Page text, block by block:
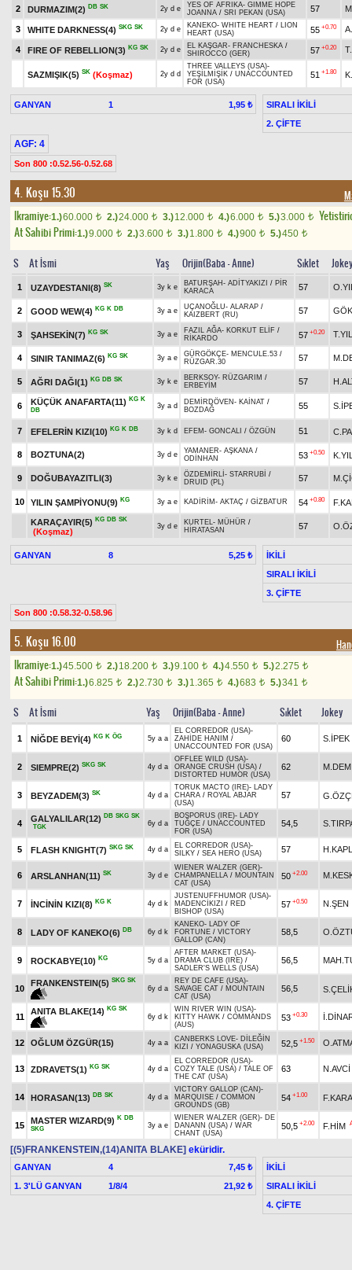
2 DURMAZIM(2) DB SK 2y d e YES OF AFRIKA- GIMME HOPE
JOANNA / SRI PEKAN (USA) 57
3 WHITE DARKNESS(4) SKG SK 2y d e KANEKO- WHITE HEART / LION
HEART (USA)
55 +0.70
4 FIRE OF REBELLION(3) KG SK 2y d e EL KAŞGAR- FRANCHESKA /
SHIROCCO (GER)
57 +0.20
SAZMIŞIK(5) SK (Koşmaz) 2y d d
THREE VALLEYS (USA)-
YEŞİLMİŞİK / UNACCOUNTED
FOR (USA)
51 +1.80
GANYAN 1 1,95 ₺
SIRALI İKİLİ
2. ÇİFTE
AGF: 4
Son 800 :0.52.56-0.52.68
4. Koşu 15.30
Ikramiye:1.)60.000 t 2.)24.000 t 3.)12.000 t 4.)6.000 t 5.)3.000 t
At Sahibi Primi:1.)9.000 t 2.)3.600 t 3.)1.800 t 4.)900 t 5.)450 t
S At İsmi Yaş Orijin(Baba - Anne) Sıklet
1 UZAYDESTANI(8) SK 3y k e BATURŞAH - ADİTYAKIZI / PİR
KARACA
57
2 GOOD WEW(4) KG K DB 3y a e UÇANOĞLU- ALARAP /
KAIZBERT (RU)
57
3 ŞAHSEKİN(7) KG SK 3y a e FAZIL AĞA- KORKUT ELİF /
RİKARDO
57 +0.20
4 SINIR TANIMAZ(6) KG SK 3y a e GÜRGÖKÇE- MENCULE.53 /
RÜZGAR.30
57
5 AĞRI DAĞI(1) KG DB SK 3y k e BERKSOY- RÜZGARIM /
ERBEYİM
57
6 KÜÇÜK ANAFARTA(11) KG K
DB
3y a d DEMİRDÖVEN - KAİNAT /
BOZDAĞ
55
7 EFELERİN KIZI(10) KG K DB 3y k d EFEM - GONCALI / ÖZGÜN 51
8 BOZTUNA(2) 3y d e YAMANER- AŞKANA /
ODİNHAN
53 +0.50
9 DOĞUBAYAZITLI(3) 3y k e ÖZDEMİRLİ - STARRUBİ /
DRUID (PL)
57
10 YILIN ŞAMPİYONU(9) KG 3y a e KADİRİM - AKTAÇ / GİZBATUR 54 +0.80
KARAÇAYIR(5) KG DB SK
(Koşmaz)
3y d e KURTEL- MÜHÜR /
HİRATASAN
57
GANYAN 8 5,25 ₺
İKİLİ
SIRALI İKİLİ
3. ÇİFTE
Son 800 :0.58.32-0.58.96
5. Koşu 16.00
Ikramiye:1.)45.500 t 2.)18.200 t 3.)9.100 t 4.)4.550 t 5.)2.275 t
At Sahibi Primi:1.)6.825 t 2.)2.730 t 3.)1.365 t 4.)683 t 5.)341 t
S At İsmi Yaş Orijin(Baba - Anne) Sıklet Jokey
1 NİĞDE BEYİ(4) KG K ÖG 5y a a
EL CORREDOR (USA)-
ZAHİDE HANIM /
UNACCOUNTED FOR (USA)
60 S.İPEK
2 SIEMPRE(2) SKG SK 4y d a
OFFLEE WILD (USA)-
ORANGE CRUSH (USA) /
DISTORTED HUMOR (USA)
62
3 BEYZADEM(3) SK 4y d a
TORUK MACTO (IRE)- LADY
CHARA / ROYAL ABJAR
(USA)
57
4
GALYALILAR(12) DB SKG SK
TGK
6y d a
BOSPORUS (IRE)- LADY
TUĞÇE / UNACCOUNTED
FOR (USA)
54,5
5 FLASH KNIGHT(7) SKG SK 4y d a EL CORREDOR (USA)-
SILKY / SEA HERO (USA) 57
6 ARSLANHAN(11) SK 3y d e
WIENER WALZER (GER)-
CHAMPANELLA / MOUNTAIN
CAT (USA)
50 +2.00
7 İNCİNİN KIZI(8) KG K 4y d k
JUSTENUFFHUMOR (USA)-
MADENCİKIZI / RED
BISHOP (USA)
57 +0.50 N.ŞEN
8 LADY OF KANEKO(6) DB 6y d k
KANEKO- LADY OF
FORTUNE / VICTORY
GALLOP (CAN)
58,5
9 ROCKABYE(10) KG 5y d a
AFTER MARKET (USA)-
DRAMA CLUB (IRE) /
SADLER'S WELLS (USA)
56,5
10
FRANKENSTEIN(5) SKG SK
6y d a
REY DE CAFE (USA)-
SAVAGE CAT / MOUNTAIN
CAT (USA)
56,5
11
ANITA BLAKE(14) KG SK
6y d k
WIN RIVER WIN (USA)-
KITTY HAWK / COMMANDS
(AUS)
53 +0.30
12 OĞLUM ÖZGÜR(15) 4y a a CANBERKS LOVE- DİLEĞİN
KIZI / YONAGUSKA (USA) 52,5 +1.50
13 ZDRAVETS(1) KG SK 4y d a
EL CORREDOR (USA)-
COZY TALE (USA) / TALE OF
THE CAT (USA)
63 N.AVCİ
14 HORASAN(13) DB SK 4y d a
VICTORY GALLOP (CAN)-
MARQUISE / COMMON
GROUNDS (GB)
54 +1.00
15
MASTER WIZARD(9) K DB
SKG
3y a e
WIENER WALZER (GER)- DE
DANANN (USA) / WAR
CHANT (USA)
50,5 +2.00 F.HİM
[(5)FRANKENSTEIN,(14)ANITA BLAKE] eküridir.
GANYAN 4
7,45 ₺
1. 3'LÜ GANYAN
1/8/4 21,92 ₺
İKİLİ
SIRALI İKİLİ
4. ÇİFTE